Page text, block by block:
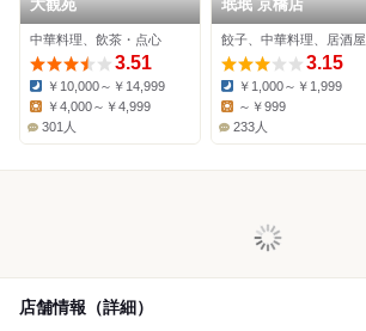
大観苑
中華料理、飲茶・点心
3.51
Dinner:
￥10,000～￥14,999
￥4,000～￥4,999
301人
珉珉 京橋店
餃子、中華料理、居酒屋
3.15
Dinner:
￥1,000～￥1,999
～￥999
233人
店舗情報（詳細）